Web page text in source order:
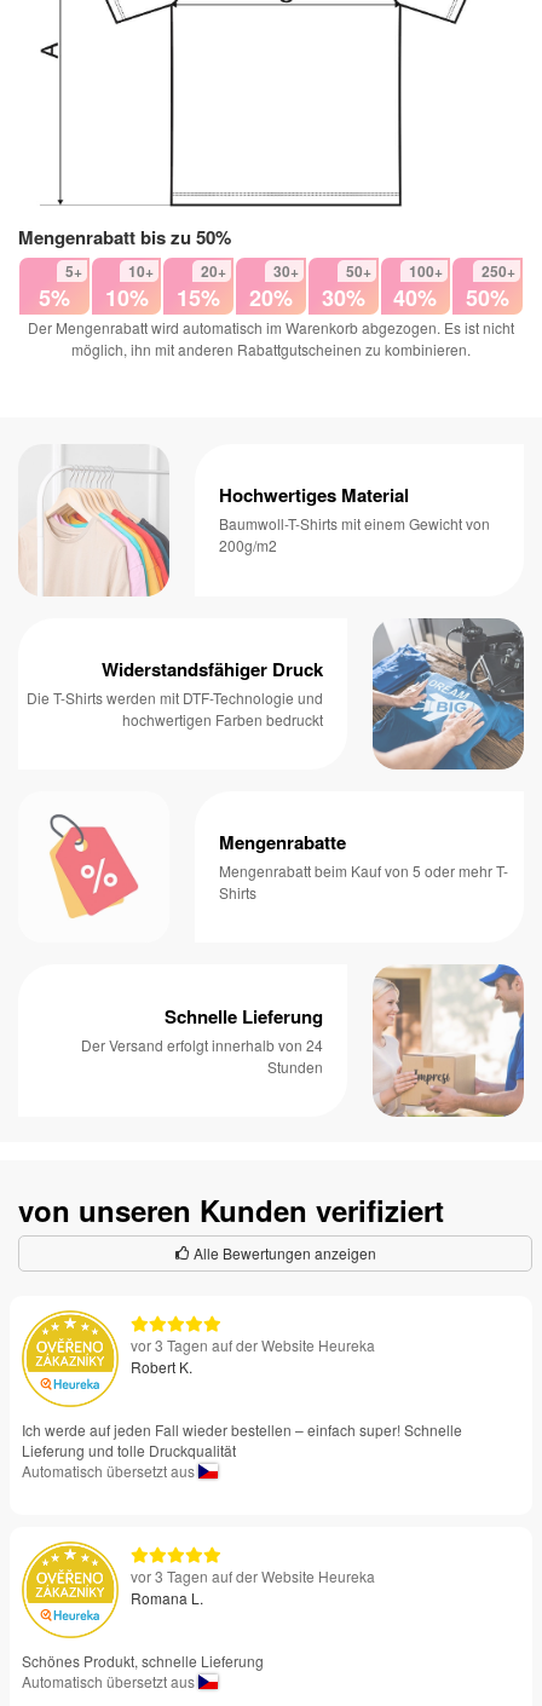
Mengenrabatt bis zu 50%
5+
5%
10+
10%
20+
15%
30+
20%
50+
30%
100+
40%
250+
50%
Der Mengenrabatt wird automatisch im Warenkorb abgezogen. Es ist nicht
möglich, ihn mit anderen Rabattgutscheinen zu kombinieren.
Hochwertiges Material
Baumwoll-T-Shirts mit einem Gewicht von
200g/m2
Widerstandsfähiger Druck
Die T-Shirts werden mit DTF-Technologie und
hochwertigen Farben bedruckt
Mengenrabatte
Mengenrabatt beim Kauf von 5 oder mehr T-
Shirts
Schnelle Lieferung
Der Versand erfolgt innerhalb von 24
Stunden
von unseren Kunden verifiziert
Alle Bewertungen anzeigen
vor 3 Tagen auf der Website Heureka
Robert K.
Ich werde auf jeden Fall wieder bestellen – einfach super! Schnelle
Lieferung und tolle Druckqualität
Automatisch übersetzt aus
vor 3 Tagen auf der Website Heureka
Romana L.
Schönes Produkt, schnelle Lieferung
Automatisch übersetzt aus